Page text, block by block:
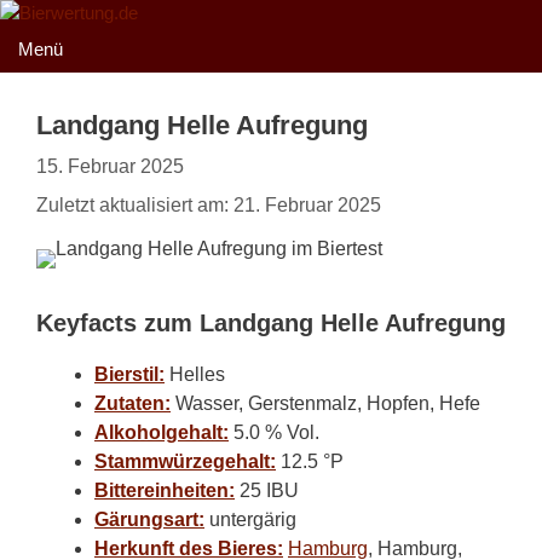
Zum
Inhalt
springen
Menü
Landgang Helle Aufregung
15. Februar 2025
Zuletzt aktualisiert am: 21. Februar 2025
Keyfacts zum Landgang Helle Aufregung
Bierstil: Helles
Zutaten: Wasser, Gerstenmalz, Hopfen, Hefe
Alkoholgehalt: 5.0 % Vol.
Stammwürzegehalt: 12.5 °P
Bittereinheiten: 25 IBU
Gärungsart: untergärig
Herkunft des Bieres: Hamburg, Hamburg,